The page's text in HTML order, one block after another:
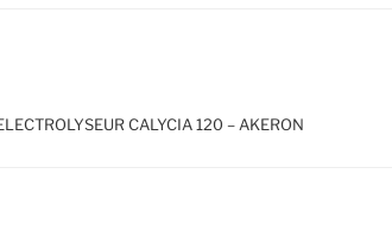
CALYCIA 120 – AKERON